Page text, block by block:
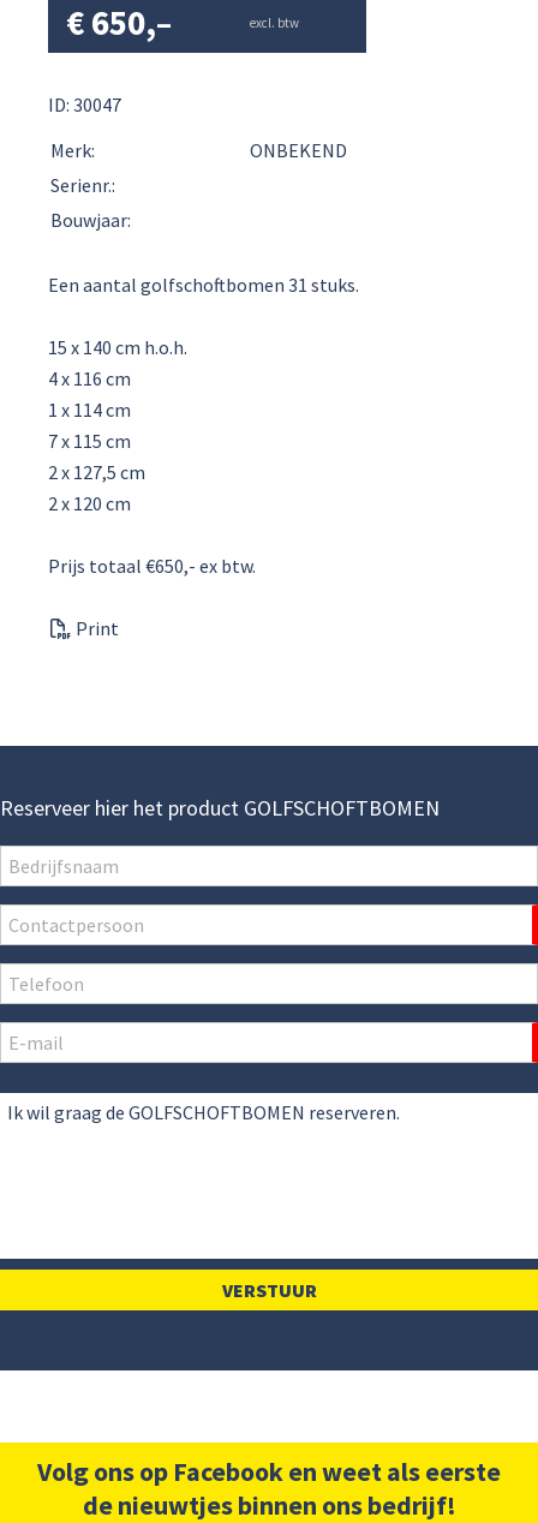
€650,– excl. btw
ID: 30047
Merk:
ONBEKEND
Serienr.:
Bouwjaar:
Een aantal golfschoftbomen 31 stuks.
15 x 140 cm h.o.h.
4 x 116 cm
1 x 114 cm
7 x 115 cm
2 x 127,5 cm
2 x 120 cm
Prijs totaal €650,- ex btw.
Print
Reserveer hier het product GOLFSCHOFTBOMEN
Volg ons op Facebook en weet als eerste
de nieuwtjes binnen ons bedrijf!